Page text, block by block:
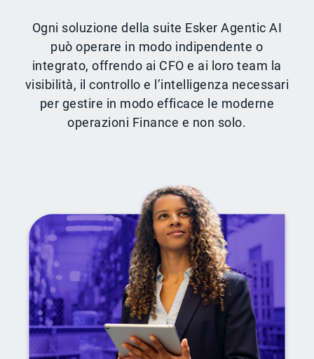
Ogni soluzione della suite Esker Agentic AI
può operare in modo indipendente o
integrato, offrendo ai CFO e ai loro team la
visibilità, il controllo e l’intelligenza necessari
per gestire in modo efficace le moderne
operazioni Finance e non solo.